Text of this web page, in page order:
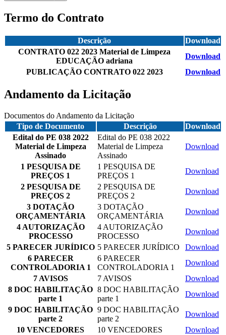
Termo do Contrato
Descrição
Download
CONTRATO 022 2023 Material de Limpeza
EDUCAÇÃO adriana
Download
PUBLICAÇÃO CONTRATO 022 2023
Download
Andamento da Licitação
Documentos do Andamento da Licitação
Tipo de Documento
Descrição
Download
Edital do PE 038 2022
Material de Limpeza
Assinado
Edital do PE 038 2022
Material de Limpeza
Assinado
Download
1 PESQUISA DE
PREÇOS 1
1 PESQUISA DE
PREÇOS 1
Download
2 PESQUISA DE
PREÇOS 2
2 PESQUISA DE
PREÇOS 2
Download
3 DOTAÇÃO
ORÇAMENTÁRIA
3 DOTAÇÃO
ORÇAMENTÁRIA
Download
4 AUTORIZAÇÃO
PROCESSO
4 AUTORIZAÇÃO
PROCESSO
Download
5 PARECER JURÍDICO 5 PARECER JURÍDICO
Download
6 PARECER
CONTROLADORIA 1
6 PARECER
CONTROLADORIA 1
Download
7 AVISOS
7 AVISOS
Download
8 DOC HABILITAÇÃO
parte 1
8 DOC HABILITAÇÃO
parte 1
Download
9 DOC HABILITAÇÃO
parte 2
9 DOC HABILITAÇÃO
parte 2
Download
10 VENCEDORES
10 VENCEDORES
Download